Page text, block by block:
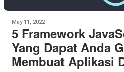
May 11, 2022
5 Framework
Yang Dapat Anda
Membuat Aplikasi